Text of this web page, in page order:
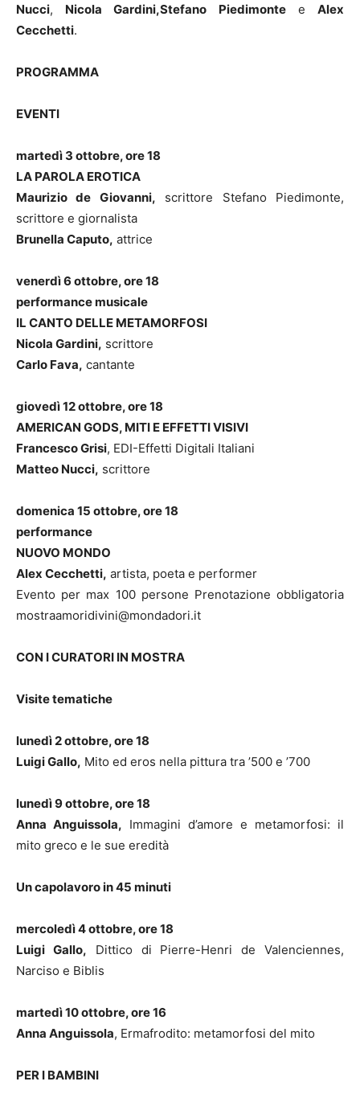
Nucci, Nicola Gardini,Stefano PiedimonteeAlex
Cecchetti.
PROGRAMMA
EVENTI
martedì 3 ottobre, ore 18
LA PAROLA EROTICA
Maurizio de Giovanni, scrittore Stefano Piedimonte,
scrittore e giornalista
Brunella Caputo, attrice
venerdì 6 ottobre, ore 18
performance musicale
IL CANTO DELLE METAMORFOSI
Nicola Gardini, scrittore
Carlo Fava, cantante
giovedì 12 ottobre, ore 18
AMERICAN GODS, MITI E EFFETTI VISIVI
Francesco Grisi, EDI-Effetti Digitali Italiani
Matteo Nucci, scrittore
domenica 15 ottobre, ore 18
performance
NUOVO MONDO
Alex Cecchetti, artista, poeta e performer
Evento per max 100 persone Prenotazione obbligatoria
mostraamoridivini@mondadori.it
CON I CURATORI IN MOSTRA
Visite tematiche
lunedì 2 ottobre, ore 18
Luigi Gallo, Mito ed eros nella pittura tra ’500 e ’700
lunedì 9 ottobre, ore 18
Anna Anguissola, Immagini d’amore e metamorfosi: il
mito greco e le sue eredità
Un capolavoro in 45 minuti
mercoledì 4 ottobre, ore 18
Luigi Gallo, Dittico di Pierre-Henri de Valenciennes,
Narciso e Biblis
martedì 10 ottobre, ore 16
Anna Anguissola, Ermafrodito: metamorfosi del mito
PER I BAMBINI